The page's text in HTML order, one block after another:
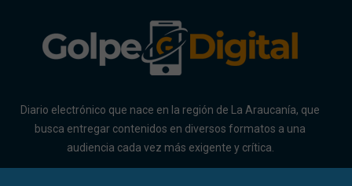
Diario electrónico que nace en la región de La Araucanía, que
busca entregar contenidos en diversos formatos a una
audiencia cada vez más exigente y crítica.